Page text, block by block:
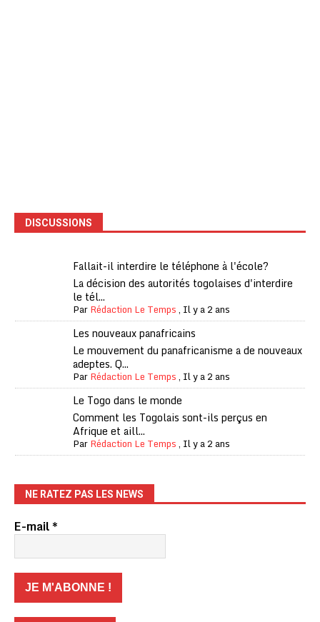
DISCUSSIONS
Fallait-il interdire le téléphone à l'école?
La décision des autorités togolaises d'interdire
le tél...
ParRédaction Le Temps, Il y a 2 ans
Les nouveaux panafricains
Le mouvement du panafricanisme a de nouveaux
adeptes. Q...
ParRédaction Le Temps, Il y a 2 ans
Le Togo dans le monde
Comment les Togolais sont-ils perçus en
Afrique et aill...
ParRédaction Le Temps, Il y a 2 ans
NE RATEZ PAS LES NEWS
E-mail*